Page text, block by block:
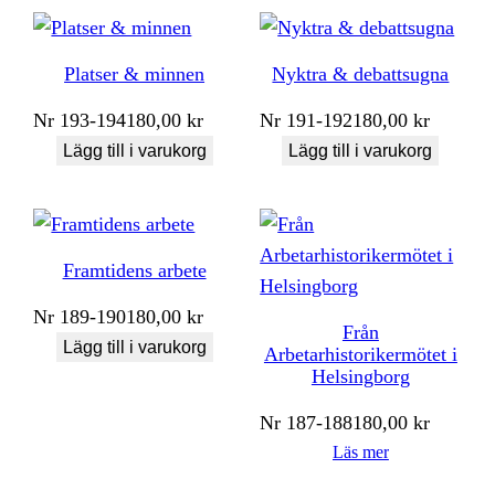
Platser & minnen
Nr 193-194180,00kr
Lägg till i varukorg
Nyktra & debattsugna
Nr 191-192180,00kr
Lägg till i varukorg
Framtidens arbete
Nr 189-190180,00kr
Lägg till i varukorg
Från
Arbetarhistorikermötet i
Helsingborg
Nr 187-188180,00kr
Läs mer